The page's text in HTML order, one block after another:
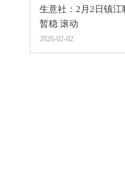
生意社：2月2日镇江
暂稳 滚动
2026-02-02